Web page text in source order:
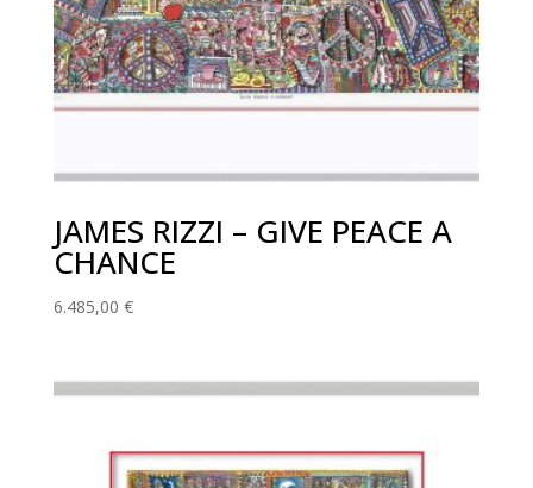
JAMES RIZZI – GIVE PEACE A
CHANCE
6.485,00 €